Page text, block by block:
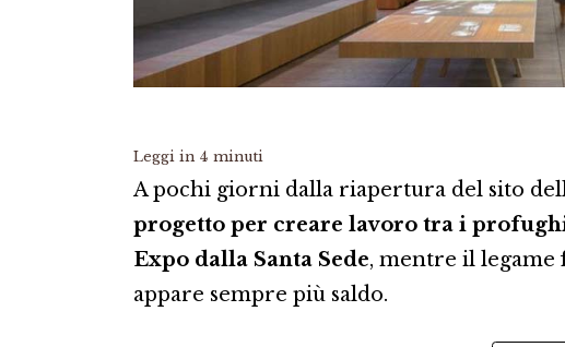
Leggi in 4 minuti
A pochi giorni dalla riapertura del sito
progetto per creare lavoro tra i
Expo dalla Santa Sede, mentre il legame
appare sempre più saldo.